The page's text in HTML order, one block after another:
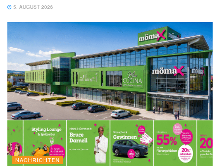
5. AUGUST 2026
NACHRICHTEN